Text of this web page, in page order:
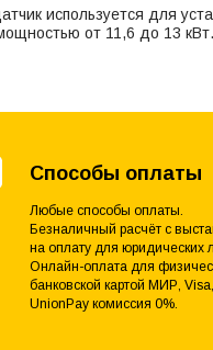
используется для
от 11,6 до 13 кВт.
Способы оплаты
Любые способы оплаты.
Безналичный расчёт с
на оплату для юридических
Онлайн-оплата для
банковской картой МИР,
UnionPay комиссия 0%.